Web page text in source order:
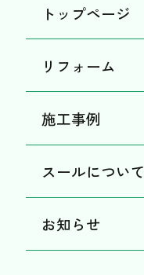
トップページ
リフォーム
施工事例
スールについて
お知らせ